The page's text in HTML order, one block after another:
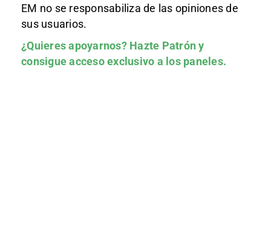
EM no se responsabiliza de las opiniones de
sus usuarios.
¿Quieres apoyarnos? Hazte Patróny
consigue acceso exclusivo a los paneles.